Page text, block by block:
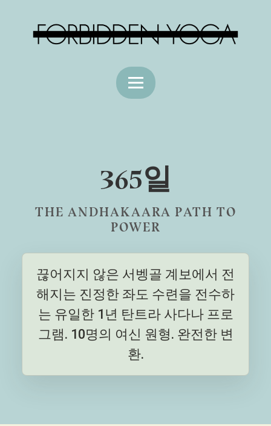
365일
THE ANDHAKAARA PATH TO
POWER
끊어지지 않은 서벵골 계보에서 전
해지는 진정한 좌도 수련을 전수하
는 유일한 1년 탄트라 사다나 프로
그램. 10명의 여신 원형. 완전한 변
환.